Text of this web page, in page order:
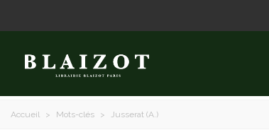
Accueil > Mots-clés > Jusserat (A.)